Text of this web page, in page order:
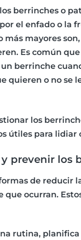
berrinches o
el enfado o la
más mayores
Es común
berrinche
quieren o no se
los
útiles para lidiar
prevenir los
de reducir
que ocurran.
rutina, planifica